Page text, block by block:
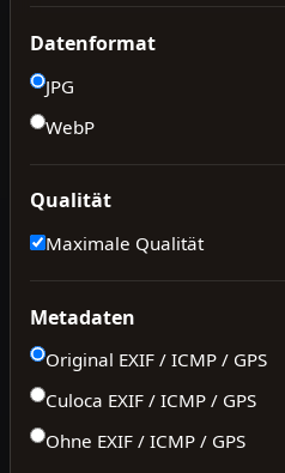
Datenformat
JPG
WebP
Qualität
Maximale Qualität
Metadaten
Original EXIF / ICMP / GPS
Culoca EXIF / ICMP / GPS
Ohne EXIF / ICMP / GPS